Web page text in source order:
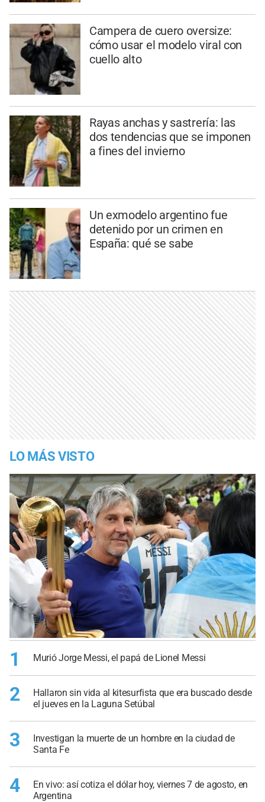
Campera de cuero oversize:
cómo usar el modelo viral con
cuello alto
Rayas anchas y sastrería: las
dos tendencias que se imponen
a fines del invierno
Un exmodelo argentino fue
detenido por un crimen en
España: qué se sabe
LO MÁS VISTO
1 Murió Jorge Messi, el papá de Lionel Messi
2
Hallaron sin vida al kitesurfista que era buscado desde
el jueves en la Laguna Setúbal
3
Investigan la muerte de un hombre en la ciudad de
Santa Fe
4
En vivo: así cotiza el dólar hoy, viernes 7 de agosto, en
Argentina